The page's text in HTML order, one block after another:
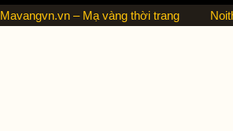
Mavangvn.vn – Mạ vàng thời trang